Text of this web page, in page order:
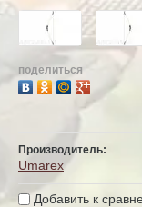
поделиться
Производитель:
Umarex
Добавить к